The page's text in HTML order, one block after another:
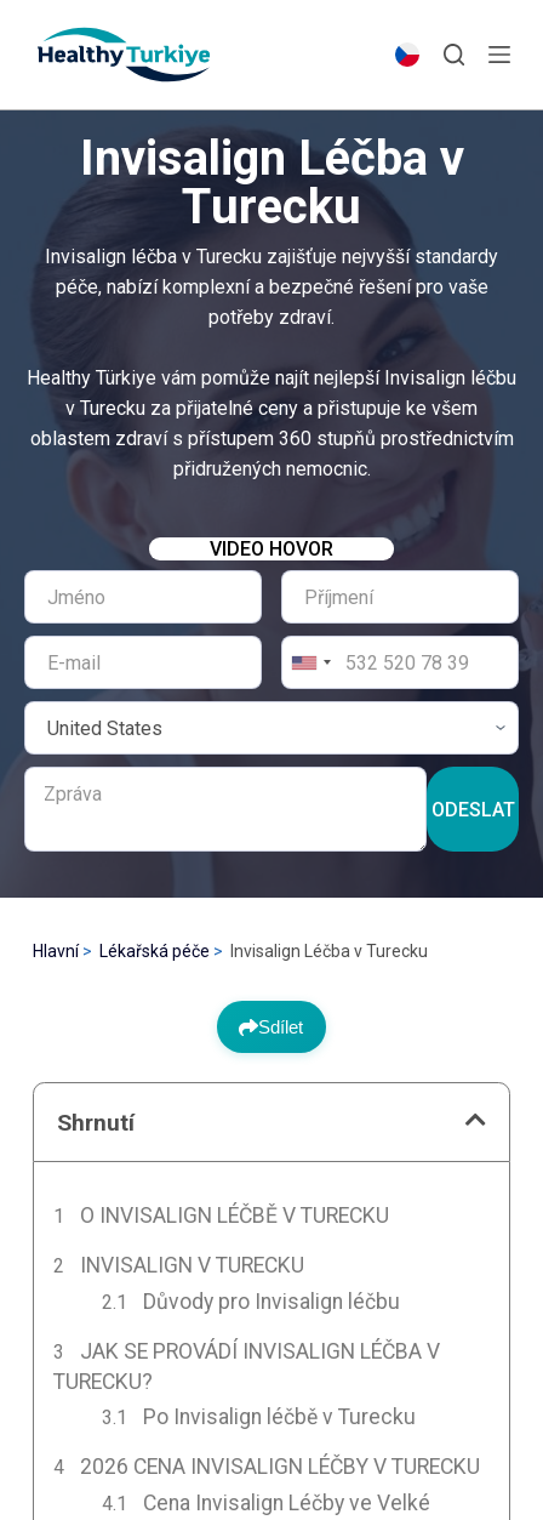
p
t
Invisalign Léčba v
Turecku
Invisalign léčba v Turecku zajišťuje nejvyšší standardy
péče, nabízí komplexní a bezpečné řešení pro vaše
potřeby zdraví.
Healthy Türkiye vám pomůže najít nejlepší Invisalign léčbu
v Turecku za přijatelné ceny a přistupuje ke všem
oblastem zdraví s přístupem 360 stupňů prostřednictvím
přidružených nemocnic.
VIDEO HOVOR
ODESLAT
Hlavní Lékařská péče Invisalign Léčba v Turecku
Sdílet
Shrnutí
O INVISALIGN LÉČBĚ V TURECKU
INVISALIGN V TURECKU
Důvody pro Invisalign léčbu
JAK SE PROVÁDÍ INVISALIGN LÉČBA V
TURECKU?
Po Invisalign léčbě v Turecku
2026 CENA INVISALIGN LÉČBY V TURECKU
Cena Invisalign Léčby ve Velké